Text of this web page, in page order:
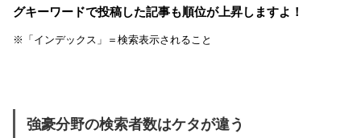
グキーワードで投稿した記事も順位が上昇しますよ！
※「インデックス」＝検索表示されること
強豪分野の検索者数はケタが違う